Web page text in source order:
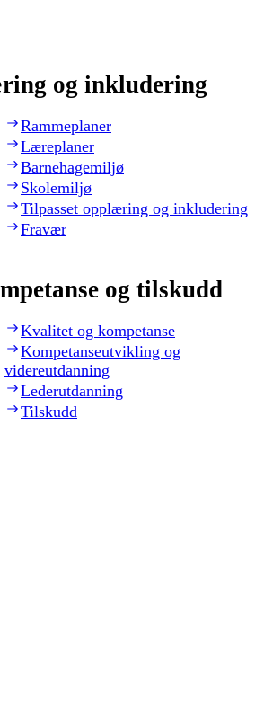
og inkludering
Rammeplaner
Læreplaner
Barnehagemiljø
Skolemiljø
Tilpasset opplæring og inkludering
Fravær
og tilskudd
Kvalitet og kompetanse
Kompetanseutvikling og
videreutdanning
Lederutdanning
Tilskudd